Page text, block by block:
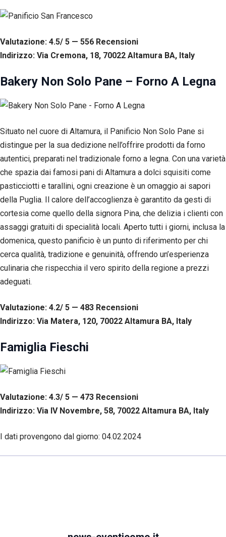
Valutazione: 4.5/ 5 — 556 Recensioni
Indirizzo: Via Cremona, 18, 70022 Altamura BA, Italy
Bakery Non Solo Pane – Forno A Legna
Situato nel cuore di Altamura, il Panificio Non Solo Pane si
distingue per la sua dedizione nell’offrire prodotti da forno
autentici, preparati nel tradizionale forno a legna. Con una varietà
che spazia dai famosi pani di Altamura a dolci squisiti come
pasticciotti e tarallini, ogni creazione è un omaggio ai sapori
della Puglia. Il calore dell’accoglienza è garantito da gesti di
cortesia come quello della signora Pina, che delizia i clienti con
assaggi gratuiti di specialità locali. Aperto tutti i giorni, inclusa la
domenica, questo panificio è un punto di riferimento per chi
cerca qualità, tradizione e genuinità, offrendo un’esperienza
culinaria che rispecchia il vero spirito della regione a prezzi
adeguati.
Valutazione: 4.2/ 5 — 483 Recensioni
Indirizzo: Via Matera, 120, 70022 Altamura BA, Italy
Famiglia Fieschi
Valutazione: 4.3/ 5 — 473 Recensioni
Indirizzo: Via IV Novembre, 58, 70022 Altamura BA, Italy
I dati provengono dal giorno: 04.02.2024